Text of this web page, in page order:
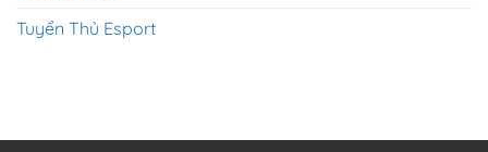
Tuyển Thủ Esport